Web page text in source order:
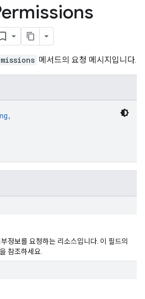
메서드의 요청 메시지입니다.
,
정보를 요청하는 리소스입니다. 이 필드의
을 참조하세요.